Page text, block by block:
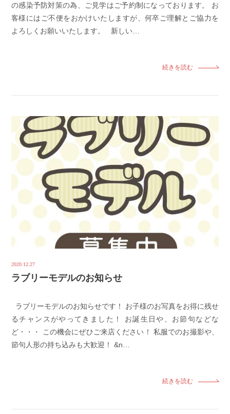
の感染予防対策の為、ご見学はご予約制になっております。 お
客様にはご不便をおかけいたしますが、何卒ご理解とご協力を
よろしくお願いいたします。 新しい…
続きを読む
2020.12.27
ラブリーモデルのお知らせ
ラブリーモデルのお知らせです！ お子様のお写真をお得に残せ
るチャンスがやってきました！ お誕生日や、お節句などな
ど・・・ この機会にぜひご来店ください！ 私服でのお撮影や、
節句人形の持ち込みも大歓迎！ &n…
続きを読む